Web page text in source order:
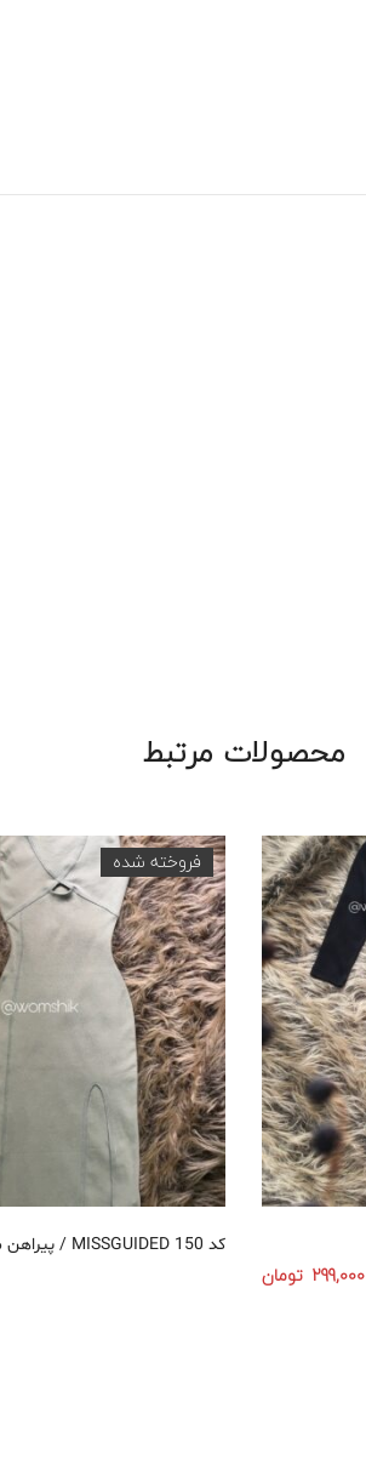
محصولات مرتبط
فروخته شده
پیراهن ماکسی جلو سینه باز / MISSGUIDED کد 150
299,000 تومان